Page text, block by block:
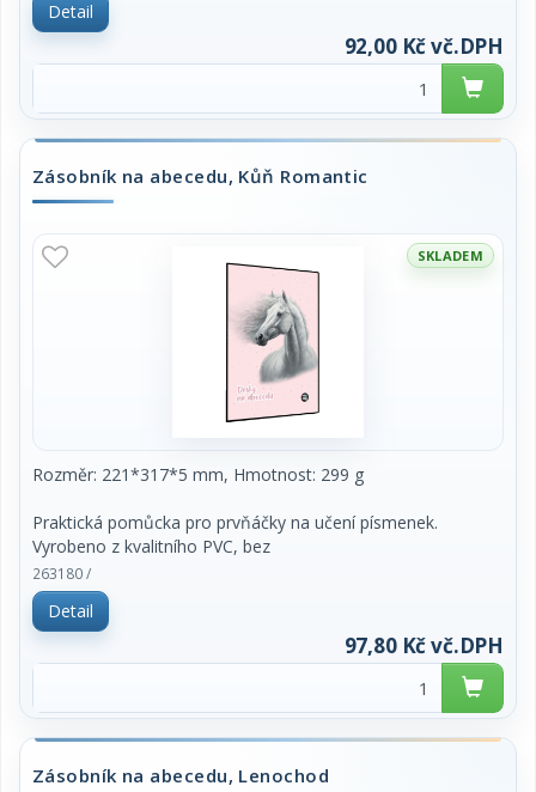
Detail
92,00 Kč vč.DPH
Zásobník na abecedu, Kůň Romantic
SKLADEM
Rozměr: 221*317*5 mm, Hmotnost: 299 g
Praktická pomůcka pro prvňáčky na učení písmenek.
Vyrobeno z kvalitního PVC, bez
ftalátů a zdravotně nezávadné. Formát A4, snadno
omyvatelné.
263180 /
Detail
97,80 Kč vč.DPH
Zásobník na abecedu, Lenochod